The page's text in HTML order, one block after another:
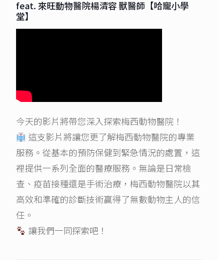
feat. 來旺動物醫院楊清容 獸醫師【哈寵小學
堂】
今天的影片將帶您深入探索梅西動物醫院！
這支影片將讓您更了解梅西動物醫院的專業
服務。從基本的預防保健到緊急情況的處置，這
裡提供一系列全面的醫療服務。無論是日常檢
查、疫苗接種還是手術治療，梅西動物醫院以其
高效和準確的診斷技術贏得了無數動物主人的信
任。
讓我們一同探索吧！